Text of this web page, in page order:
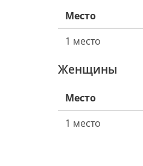
Место
1 место
Женщины
Место
1 место